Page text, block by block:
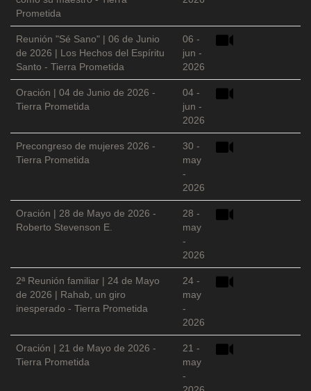
Prometida
Reunión "Sé Sano" | 06 de Junio
de 2026 | Los Hechos del Espíritu
Santo - Tierra Prometida
06 -
jun -
2026
Oración | 04 de Junio de 2026 -
Tierra Prometida
04 -
jun -
2026
Precongreso de mujeres 2026 -
Tierra Prometida
30 -
may
-
2026
Oración | 28 de Mayo de 2026 -
Roberto Stevenson E.
28 -
may
-
2026
2ª Reunión familiar | 24 de Mayo
de 2026 | Rahab, un giro
inesperado - Tierra Prometida
24 -
may
-
2026
Oración | 21 de Mayo de 2026 -
Tierra Prometida
21 -
may
-